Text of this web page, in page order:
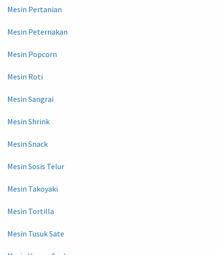
Mesin Pertanian
Mesin Peternakan
Mesin Popcorn
Mesin Roti
Mesin Sangrai
Mesin Shrink
Mesin Snack
Mesin Sosis Telur
Mesin Takoyaki
Mesin Tortilla
Mesin Tusuk Sate